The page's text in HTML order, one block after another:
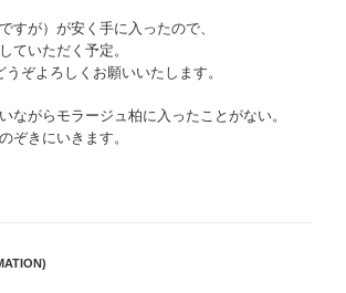
すが）が安く手に入ったので、
ていただく予定。
ぞよろしくお願いいたします。
ながらモラージュ柏に入ったことがない。
ぞきにいきます。